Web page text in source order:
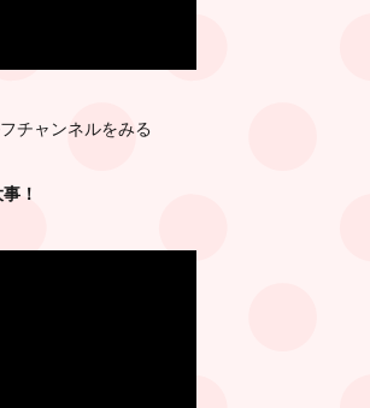
チャンネルをみる
！